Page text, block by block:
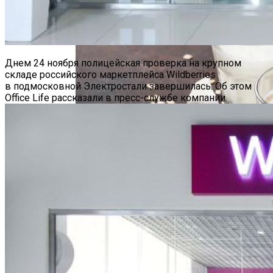
От Мирового HR-Гуру
Как Грамотно Начать Карьеру
Молодым Специалистам
Hyundai Santa Fe: Мощное Сочетание
Традиций И Новаций При Расходе 6 Л
На «сотню»
Молоко Или Хорошая Альтернатива?
Днем 24 ноября полицейская проверка на крупном
складе российского маркетплейса Wildberries
в подмосковной Электростали завершилась. Об этом
Office Life рассказали в пресс-службе компании.